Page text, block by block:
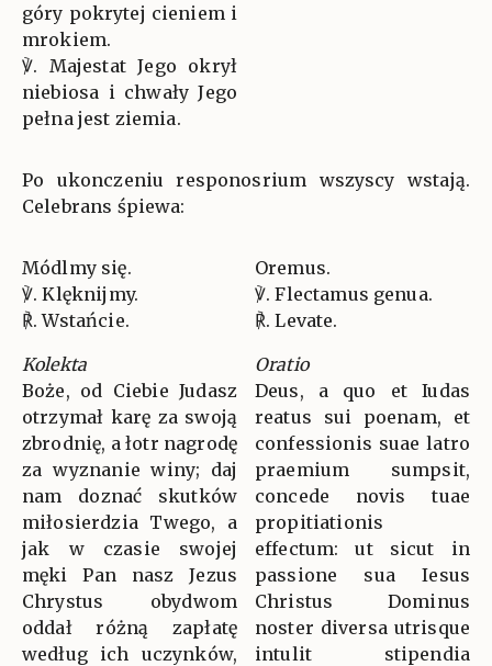
góry pokrytej cieniem i
mrokiem.
℣. Majestat Jego okrył
niebiosa i chwały Jego
pełna jest ziemia.
Po ukonczeniu responosrium wszyscy wstają.
Celebrans śpiewa:
Módlmy się.
℣. Klęknijmy.
℟. Wstańcie.
Kolekta
Boże, od Ciebie Judasz
otrzymał karę za swoją
zbrodnię, a łotr nagrodę
za wyznanie winy; daj
nam doznać skutków
miłosierdzia Twego, a
jak w czasie swojej
męki Pan nasz Jezus
Chrystus obydwom
oddał różną zapłatę
według ich uczynków,
Oremus.
℣. Flectamus genua.
℟. Levate.
Oratio
Deus, a quo et Iudas
reatus sui poenam, et
confessionis suae latro
praemium sumpsit,
concede novis tuae
propitiationis
effectum: ut sicut in
passione sua Iesus
Christus Dominus
noster diversa utrisque
intulit stipendia